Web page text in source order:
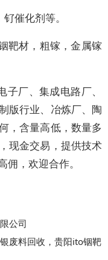
催化剂等。
靶材，粗镓，金属镓
厂、集成电路厂、
版行业、冶炼厂、陶
，含量高低，数量多
现金交易，提供技术
，欢迎合作。
公司
废料回收，贵阳ito铟靶